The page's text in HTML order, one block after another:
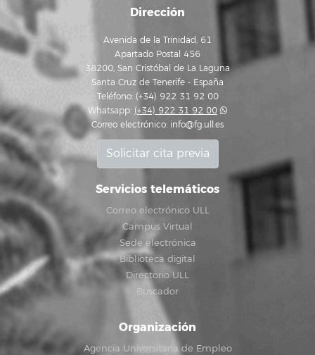
Dirección
Avenida de la Trinidad, 61
Apartado Postal 456
38200, San Cristóbal de La Laguna
Santa Cruz de Tenerife - España
Teléfono: (+34) 922 31 92 00
Whatsapp: (+34) 922 31 92 00
Correo electrónico: info@fg.ull.es
Solicitar cita previa
Servicios telemáticos
Correo electrónico ULL
Campus Virtual
Sede electrónica
Biblioteca digital
Directorio ULL
Buscador
Organización
Agencia Universitaria de Empleo